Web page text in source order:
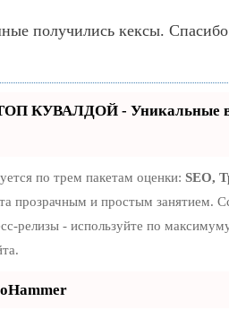
получились кексы.
КУВАЛДОЙ - Уникальные
по трем пакетам оценки: SEO,
прозрачным и простым занятием.
релизы - используйте по